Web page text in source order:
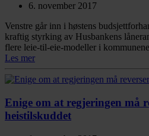
6. november 2017
Venstre går inn i høstens
kraftig styrking av Husbankens
flere leie-til-eie-modeller i
Les mer
Enige om at regjeringen må
heistilskuddet